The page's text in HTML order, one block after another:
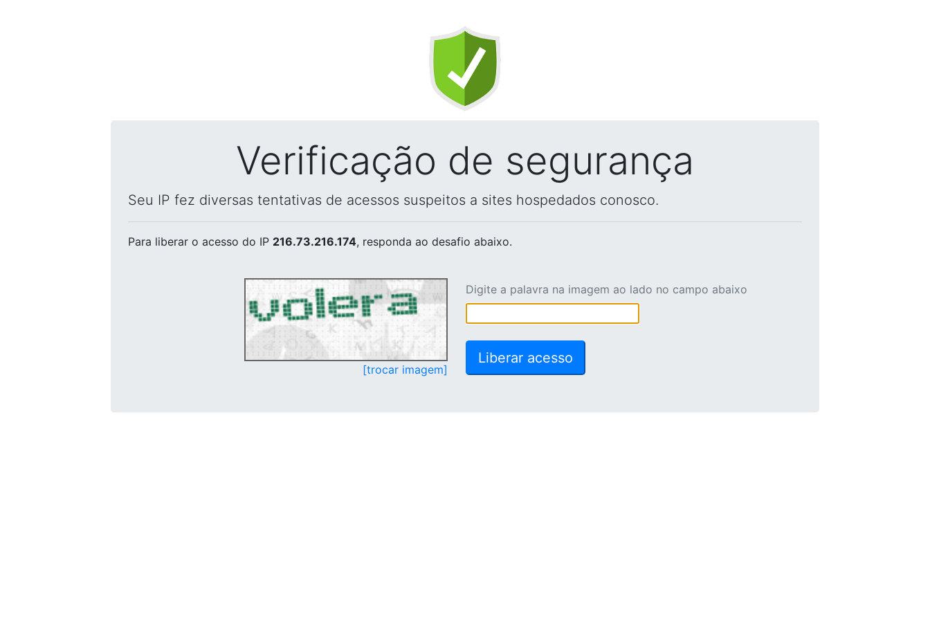
Verificação de segurança
Seu IP fez diversas tentativas de acessos suspeitos a sites hospedados conosco.
Para liberar o acesso do IP 216.73.216.174, responda ao desafio abaixo.
[trocar imagem]
Digite a palavra na imagem ao lado no campo abaixo